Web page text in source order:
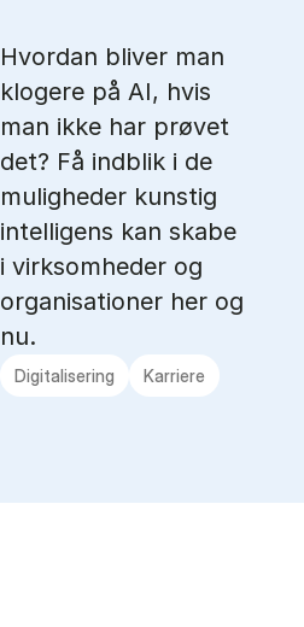
Hvordan bliver man
klogere på AI, hvis
man ikke har prøvet
det? Få indblik i de
muligheder kunstig
intelligens kan skabe
i virksomheder og
organisationer her og
nu.
Digitalisering Karriere